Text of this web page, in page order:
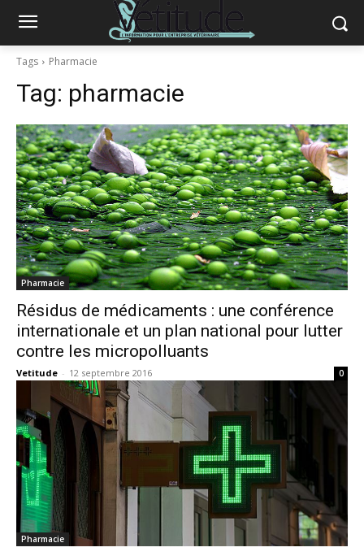
Tags Pharmacie
Tag: pharmacie
Pharmacie
Résidus de médicaments : une conférence
internationale et un plan national pour lutter
contre les micropolluants
Vetitude - 12 septembre 2016 0
Pharmacie